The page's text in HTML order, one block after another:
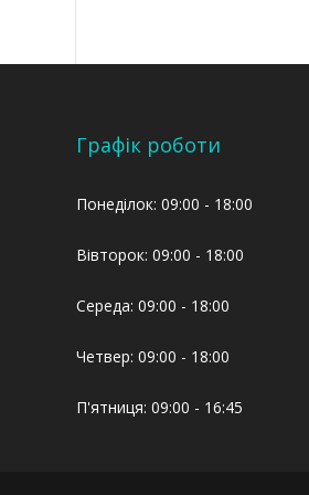
Графік роботи
Понеділок: 09:00 - 18:00
Вівторок: 09:00 - 18:00
Середа: 09:00 - 18:00
Четвер: 09:00 - 18:00
П'ятниця: 09:00 - 16:45